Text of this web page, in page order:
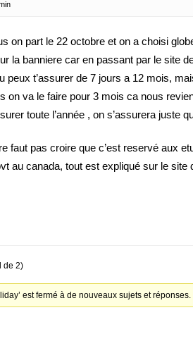
on part le 22 octobre et on a choisi
la banniere car en passant par le site
peux t’assurer de 7 jours a 12 mois,
on va le faire pour 3 mois ca nous
toute l’année , on s’assurera juste
faut pas croire que c’est reservé aux
au canada, tout est expliqué sur le site
de 2)
est fermé à de nouveaux sujets et réponses.